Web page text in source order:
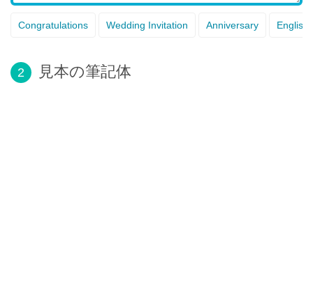
Congratulations Wedding Invitation Anniversary English
2 見本の筆記体